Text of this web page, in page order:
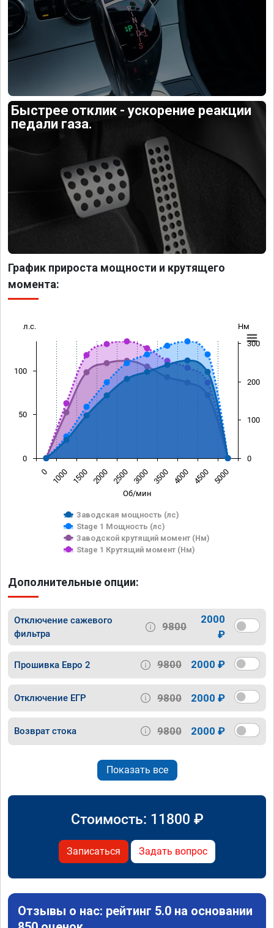
Быстрее отклик - ускорение реакции
педали газа.
График прироста мощности и крутящего
момента:
Об/мин
л.с. Нм
Заводская мощность (лс)
Stage 1 Мощность (лс)
Заводской крутящий момент (Нм)
Stage 1 Крутящий момент (Нм)
0 1000 1500 2000 2500 3000 3500 4000 4500 5000
0
50
100
0
100
200
300
Дополнительные опции:
Отключение сажевого
фильтра
9800
2000
₽
Прошивка Евро 2 9800 2000 ₽
Отключение ЕГР 9800 2000 ₽
Возврат стока 9800 2000 ₽
Показать все
Стоимость: 11800 ₽
Записаться Задать вопрос
Отзывы о нас: рейтинг 5.0 на основании